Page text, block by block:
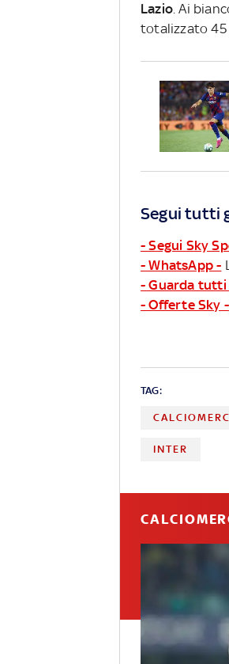
Lazio. Ai
totalizzato 45
Segui tutti
- Segui Sky
- WhatsApp -
- Guarda tutti
- Offerte Sky -
TAG:
INTER